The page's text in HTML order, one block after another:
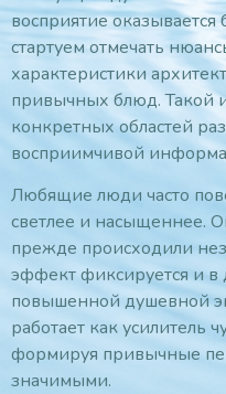
восприятие
стартуем отмечать
характеристики
привычных блюд. Такой
конкретных областей
восприимчивой
Любящие люди часто
светлее и насыщеннее.
прежде происходили
эффект фиксируется и в
повышенной душевной
работает как усилитель
формируя привычные
значимыми.